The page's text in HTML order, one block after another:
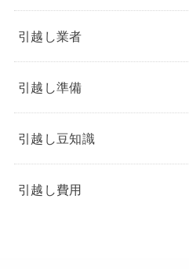
引越し業者
引越し準備
引越し豆知識
引越し費用